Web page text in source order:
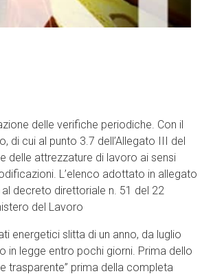
delle verifiche periodiche. Con il
cui al punto 3.7 dell’Allegato III del
delle attrezzature di lavoro ai sensi
L’elenco adottato in allegato
decreto direttoriale n. 51 del 22
del Lavoro
energetici slitta di un anno, da luglio
in legge entro pochi giorni. Prima dello
trasparente” prima della completa